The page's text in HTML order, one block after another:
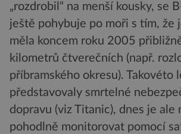
„rozdrobil“ na menší kousky, se
ještě pohybuje po moři s tím, že
měla koncem roku 2005
kilometrů čtverečních (např.
příbramského okresu). Takovéto
představovaly smrtelné
dopravu (viz Titanic), dnes je ale
pohodlně monitorovat pomocí